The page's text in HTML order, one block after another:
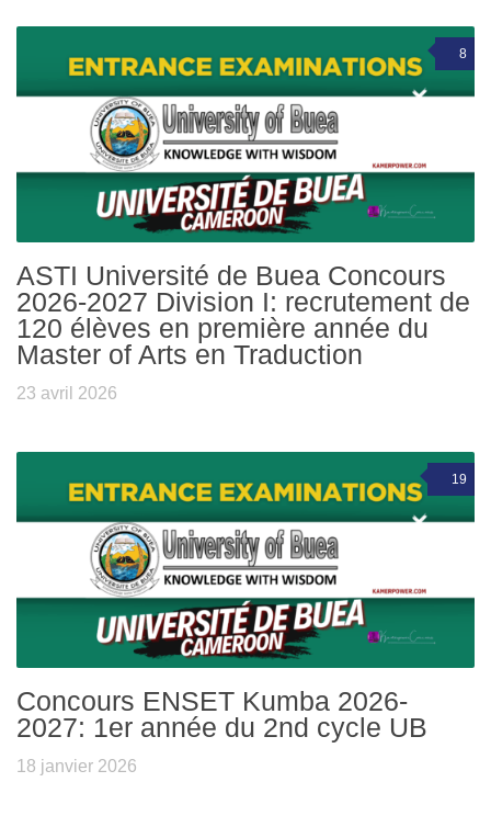
8
ASTI Université de Buea Concours
2026-2027 Division I: recrutement de
120 élèves en première année du
Master of Arts en Traduction
23 avril 2026
19
Concours ENSET Kumba 2026-
2027: 1er année du 2nd cycle UB
18 janvier 2026